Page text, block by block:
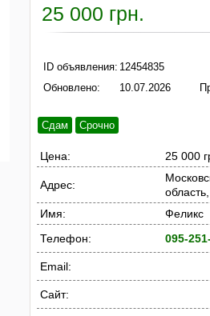
25 000 грн.
ID объявления: 12454835
Обновлено:
10.07.2026
Сдам Срочно
Цена: 25 000
Адрес:
Имя:
Феликс
Телефон:
095-
Email:
Сайт: